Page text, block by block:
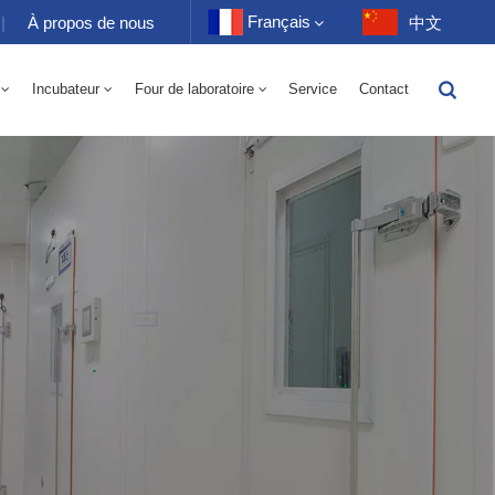
| À propos de nous Français
Français
Português
中文
Incubateur Four de laboratoire Service Contact